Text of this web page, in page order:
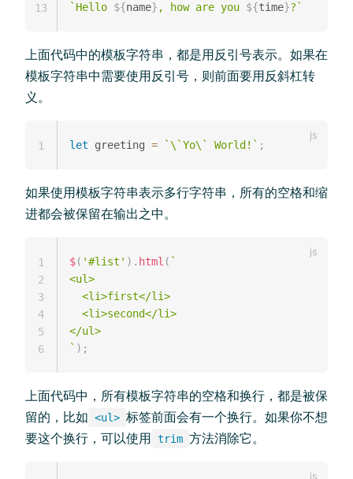
` Hello ${name} , how are you ${time}? `
13
上面代码中的模板字符串，都是用反引号表示。如果在
模板字符串中需要使用反引号，则前面要用反斜杠转
义。
let greeting = `\`Yo\` World! ` ;
1
如果使用模板字符串表示多行字符串，所有的空格和缩
进都会被保留在输出之中。
$( '#list' ) . html ( `
<ul>
  <li>first</li>
  <li>second</li>
` ) ;
1
2
3
4
5
6
上面代码中，所有模板字符串的空格和换行，都是被保
留的，比如 <ul> 标签前面会有一个换行。如果你不想
要这个换行，可以使用 trim 方法消除它。